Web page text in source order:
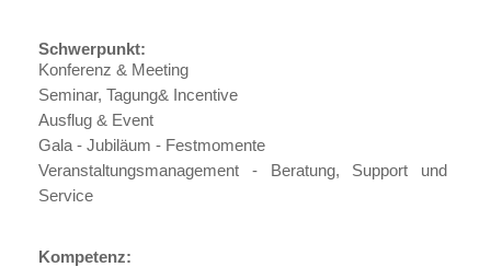
Schwerpunkt:
Konferenz & Meeting
Seminar, Tagung& Incentive
Ausflug & Event
Gala - Jubiläum - Festmomente
Veranstaltungsmanagement - Beratung, Support und
Service
Kompetenz: